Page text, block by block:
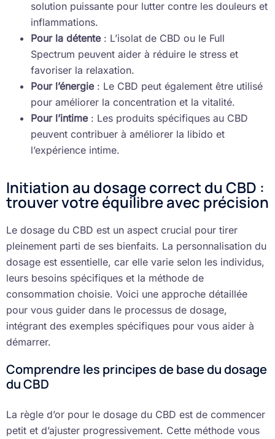
solution puissante pour lutter contre les douleurs et
inflammations.
Pour la détente: L’isolat de CBD ou le Full
Spectrum peuvent aider à réduire le stress et
favoriser la relaxation.
Pour l’énergie: Le CBD peut également être utilisé
pour améliorer la concentration et la vitalité.
Pour l’intime: Les produits spécifiques au CBD
peuvent contribuer à améliorer la libido et
l’expérience intime.
Initiation au dosage correct du CBD :
trouver votre équilibre avec précision
Le dosage du CBD est un aspect crucial pour tirer
pleinement parti de ses bienfaits. La personnalisation du
dosage est essentielle, car elle varie selon les individus,
leurs besoins spécifiques et la méthode de
consommation choisie. Voici une approche détaillée
pour vous guider dans le processus de dosage,
intégrant des exemples spécifiques pour vous aider à
démarrer.
Comprendre les principes de base du dosage
du CBD
La règle d’or pour le dosage du CBD est de commencer
petit et d’ajuster progressivement. Cette méthode vous